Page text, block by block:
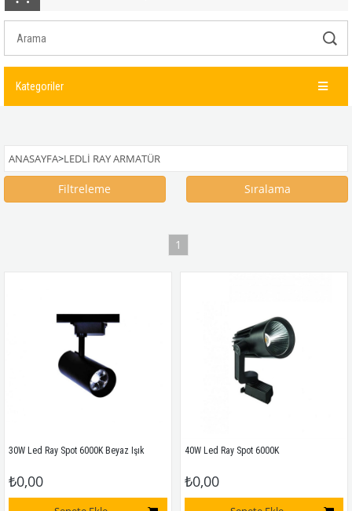
Kategoriler
ANASAYFA>LEDLI RAY ARMATÜR
Filtreleme Sıralama
1
30W Led Ray Spot 6000K Beyaz Işık
₺0,00
40W Led Ray Spot 6000K
₺0,00